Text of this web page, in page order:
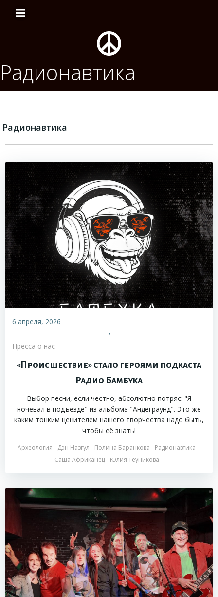
содержимому
Радионавтика
Радионавтика
6 апреля, 2026
•
Пресса о нас
«Происшествие» стало героями подкаста
Радио Бамбука
Выбор песни, если честно, абсолютно потряс: "Я
ночевал в подъезде" из альбома "Андеграунд". Это же
каким тонким ценителем нашего творчества надо быть,
чтобы её знать!
Археология Дэн Назгул Полина Баранкова
Радионавтика
Саша Африканец
Юлия Теуникова